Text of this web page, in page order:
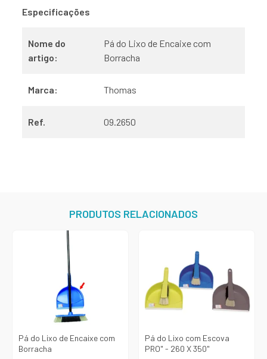
Especificações
Nome do
artigo:
Pá do Lixo de Encaixe com
Borracha
Marca: Thomas
Ref. 09.2650
PRODUTOS RELACIONADOS
Pá do Lixo de Encaixe com
Borracha
Pá do Lixo com Escova
PRO" - 260 X 350"